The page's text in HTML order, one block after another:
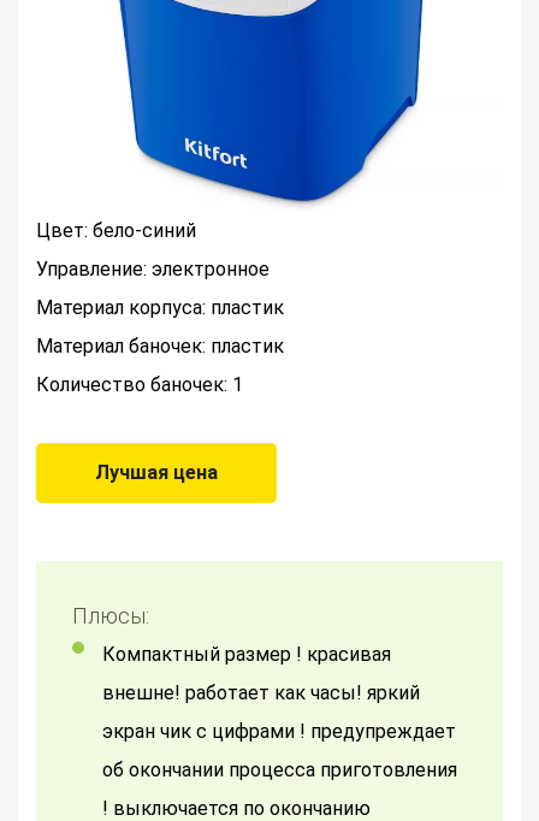
Цвет: бело-синий
Управление: электронное
Материал корпуса: пластик
Материал баночек: пластик
Количество баночек: 1
Лучшая цена
Плюсы:
компактный размер ! красивая
внешне! работает как часы! яркий
экран чик с цифрами ! предупреждает
об окончании процесса приготовления
! выключается по окончанию